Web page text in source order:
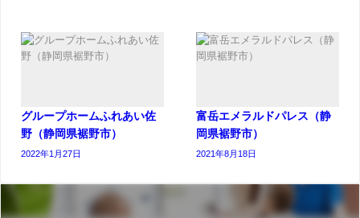
グループホームふれあい佐
野（静岡県裾野市）
2022年1月27日
富岳エメラルドパレス（静
岡県裾野市）
2021年8月18日